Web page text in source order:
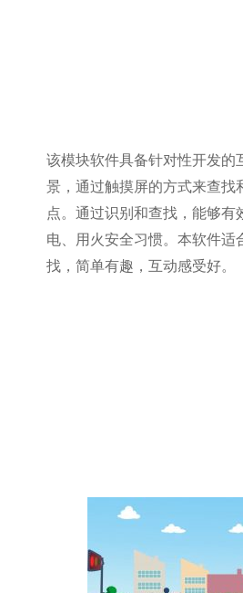
该模块软件具备针对性开发的
景，通过触摸屏的方式来查找
点。通过识别和查找，能够
电、用火安全习惯。本软件
找，简单有趣，互动感受好。